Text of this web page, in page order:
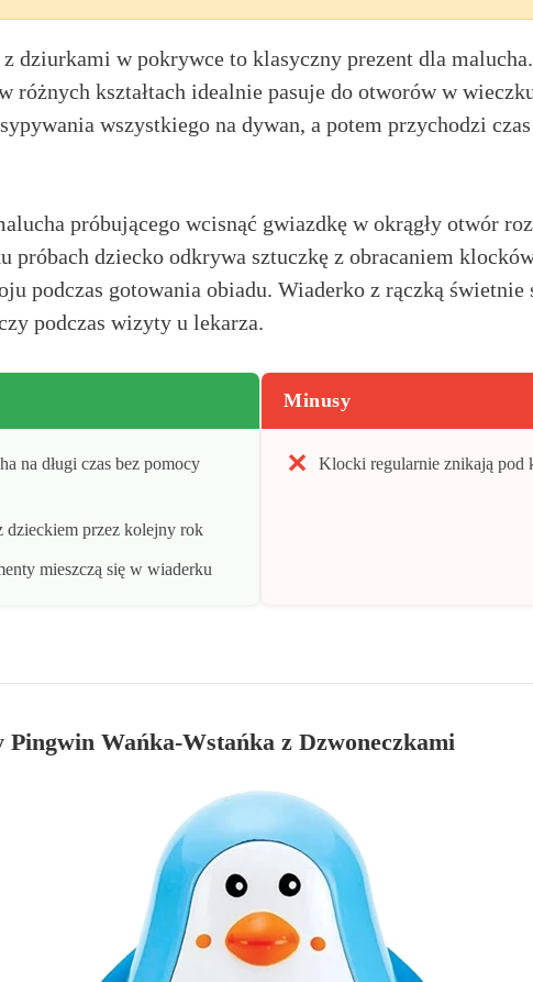
z dziurkami w pokrywce to klasyczny prezent dla
różnych kształtach idealnie pasuje do otworów w
wszystkiego na dywan, a potem przychodzi
próbującego wcisnąć gwiazdkę w okrągły otwór
próbach dziecko odkrywa sztuczkę z obracaniem
podczas gotowania obiadu. Wiaderko z rączką świetnie
podczas wizyty u lekarza.
na długi czas bez pomocy
dzieckiem przez kolejny rok
mieszczą się w wiaderku
Minusy
Klocki regularnie znikają pod
Pingwin Wańka-Wstańka z Dzwoneczkami